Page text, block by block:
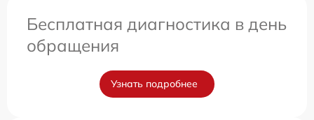
Бесплатная диагностика в день
обращения
Узнать подробнее